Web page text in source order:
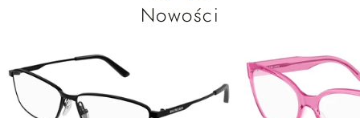
Nowości